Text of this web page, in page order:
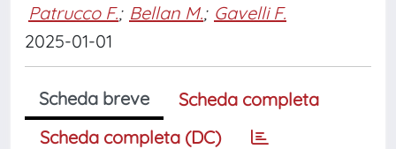
Patrucco F.; Bellan M.; Gavelli F.
2025-01-01
Scheda breve
Scheda completa
Scheda completa (DC)